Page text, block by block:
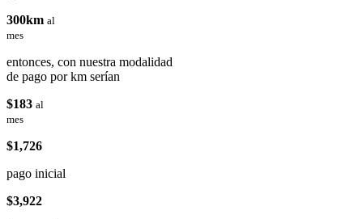
300km al
mes
entonces, con nuestra modalidad
de pago por km serían
$183 al
mes
$1,726
pago inicial
$3,922